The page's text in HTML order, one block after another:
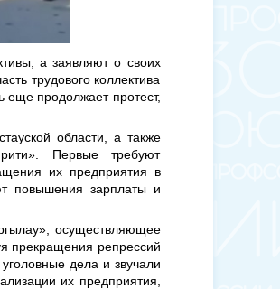
а заявляют о своих
трудового коллектива
еще продолжает протест,
области, а также
Первые требуют
их предприятия в
повышения зарплаты и
осуществляющее
прекращения репрессий
дела и звучали
их предприятия,